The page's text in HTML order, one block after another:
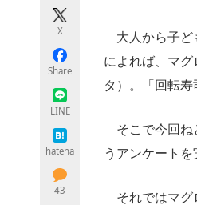
X
Share
LINE
hatena
43
大人から子ど
によれば、マ
タ）。「回転
そこで今回ね
うアンケート
それではマグ